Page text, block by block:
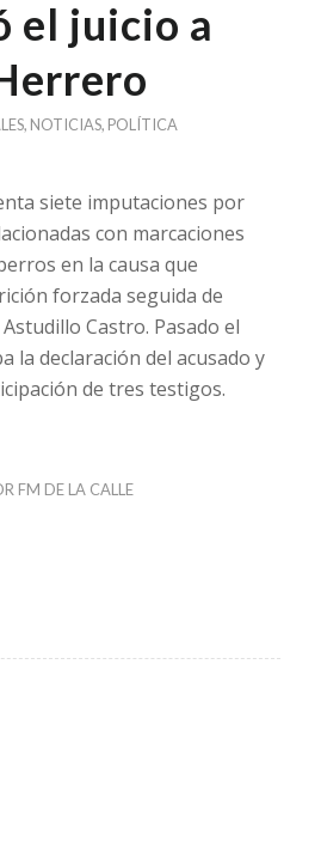
el juicio a
, NOTICIAS, POLÍTICA
siete imputaciones por
con marcaciones
en la causa que
forzada seguida de
Castro. Pasado el
la declaración del acusado y
de tres testigos.
FM DE LA CALLE